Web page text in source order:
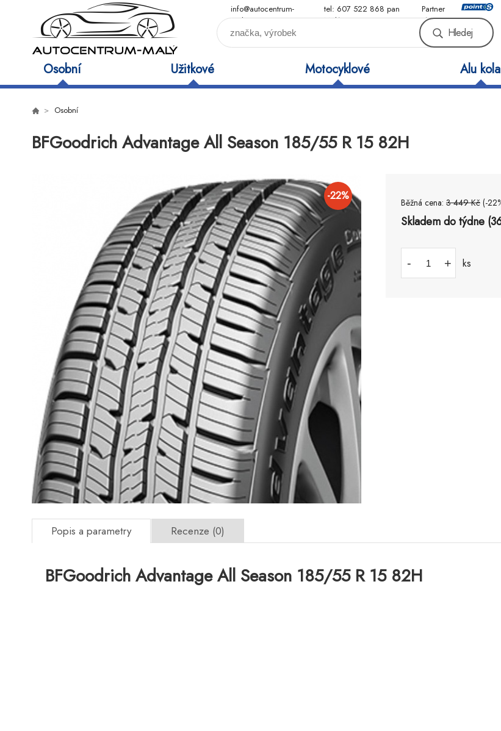
info@autocentrum-
maly.cz
tel: 607 522 868 pan
Malý
Partner
sítě
Hledej
Osobní Užitkové Motocyklové Alu kola
Osobní
BFGoodrich Advantage All Season 185/55 R 15 82H
-22% Běžná cena: 3 449 Kč (-22
Skladem do týdne
- + ks
Popis a parametry Recenze (0)
BFGoodrich Advantage All Season 185/55 R 15 82H